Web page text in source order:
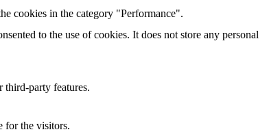
cookies in the category "Performance".
to the use of cookies. It does not store any personal
third-party features.
for the visitors.